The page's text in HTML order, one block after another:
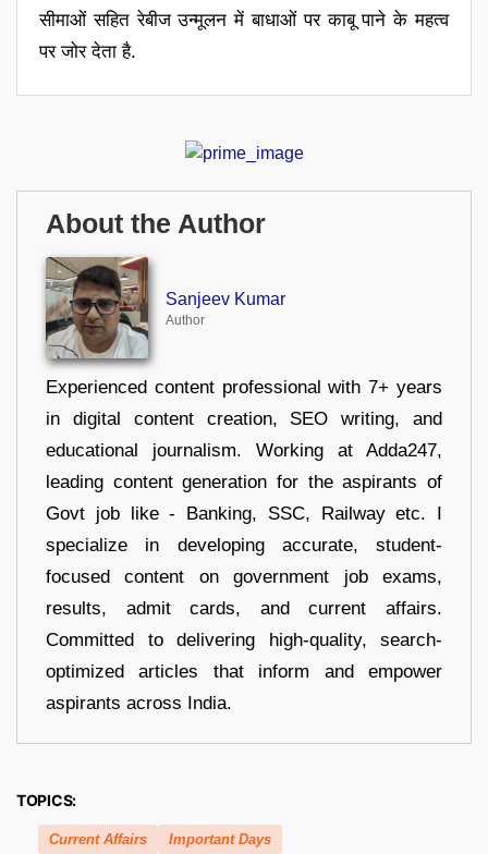
सीमाओं सहित रेबीज उन्मूलन में बाधाओं पर काबू पाने के महत्व
पर जोर देता है.
About the Author
Sanjeev Kumar
Author
Experienced content professional with 7+ years
in digital content creation, SEO writing, and
educational journalism. Working at Adda247,
leading content generation for the aspirants of
Govt job like - Banking, SSC, Railway etc. I
specialize in developing accurate, student-
focused content on government job exams,
results, admit cards, and current affairs.
Committed to delivering high-quality, search-
optimized articles that inform and empower
aspirants across India.
TOPICS:
Current Affairs Important Days